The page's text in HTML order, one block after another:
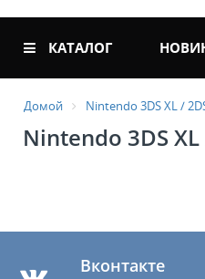
КАТАЛОГ
Домой Nintendo 3DS XL /
Nintendo 3DS XL
Вконтакте